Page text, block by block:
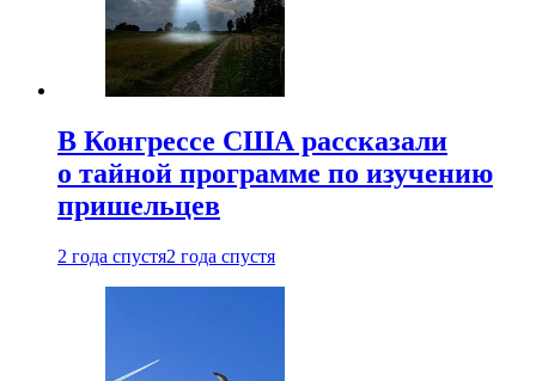
В Конгрессе США рассказали
о тайной программе по изучению
пришельцев
2 года спустя2 года спустя